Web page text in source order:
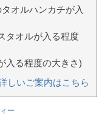
オルハンカチが入
タオルが入る程度
入る程度の大きさ)
しいご案内はこちら
ー